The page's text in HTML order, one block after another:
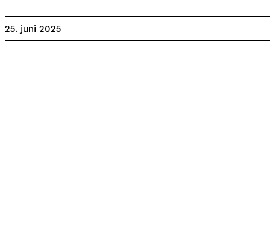
25. juni 2025